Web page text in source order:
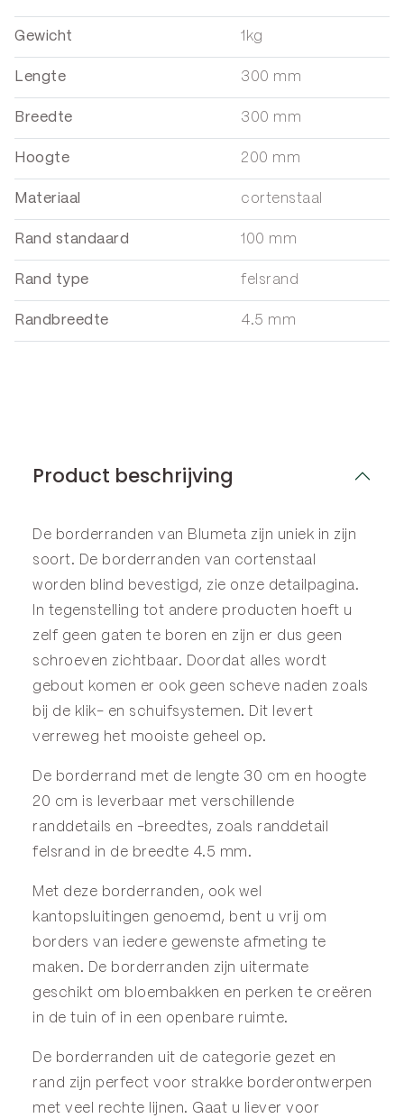
Gewicht 1kg
Lengte 300 mm
Breedte 300 mm
Hoogte 200 mm
Materiaal cortenstaal
Rand standaard 100 mm
Rand type felsrand
Randbreedte 4.5 mm
Product beschrijving
De borderranden van Blumeta zijn uniek in zijn
soort. De borderranden van cortenstaal
worden blind bevestigd, zie onze detailpagina.
In tegenstelling tot andere producten hoeft u
zelf geen gaten te boren en zijn er dus geen
schroeven zichtbaar. Doordat alles wordt
gebout komen er ook geen scheve naden zoals
bij de klik- en schuifsystemen. Dit levert
verreweg het mooiste geheel op.
De borderrand met de lengte 30 cm en hoogte
20 cm is leverbaar met verschillende
randdetails en -breedtes, zoals randdetail
felsrand in de breedte 4.5 mm.
Met deze borderranden, ook wel
kantopsluitingen genoemd, bent u vrij om
borders van iedere gewenste afmeting te
maken. De borderranden zijn uitermate
geschikt om bloembakken en perken te creëren
in de tuin of in een openbare ruimte.
De borderranden uit de categorie gezet en
rand zijn perfect voor strakke borderontwerpen
met veel rechte lijnen. Gaat u liever voor